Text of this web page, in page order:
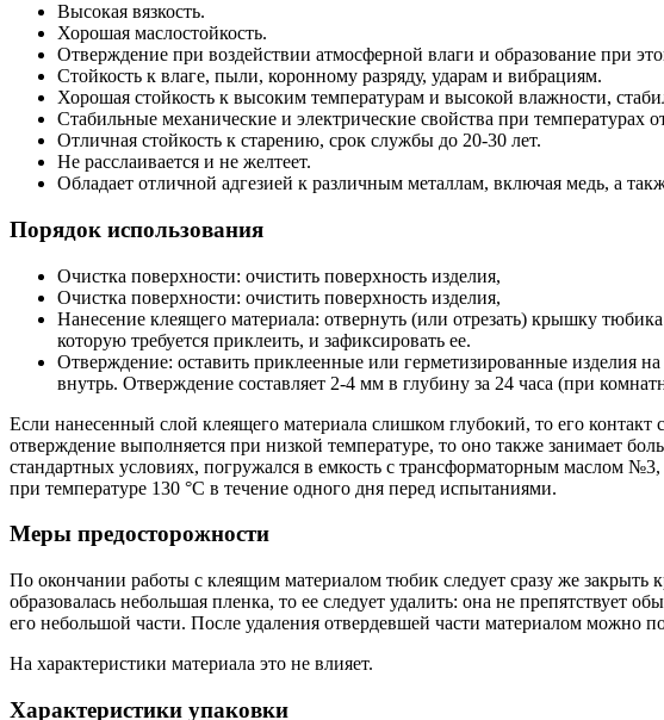
Высокая вязкость.
Хорошая маслостойкость.
Отверждение при воздействии атмосферной влаги и образование при
Стойкость к влаге, пыли, коронному разряду, ударам и вибрациям.
Хорошая стойкость к высоким температурам и высокой влажности,
Стабильные механические и электрические свойства при температурах
Отличная стойкость к старению, срок службы до 20-30 лет.
Не расслаивается и не желтеет.
Обладает отличной адгезией к различным металлам, включая медь, а
Порядок использования
Очистка поверхности: очистить поверхность изделия,
Очистка поверхности: очистить поверхность изделия,
Нанесение клеящего материала: отвернуть (или отрезать) крышку
которую требуется приклеить, и зафиксировать ее.
Отверждение: оставить приклеенные или герметизированные изделия
внутрь. Отверждение составляет 2-4 мм в глубину за 24 часа (при
Если нанесенный слой клеящего материала слишком глубокий, то его
отверждение выполняется при низкой температуре, то оно также занимает
стандартных условиях, погружался в емкость с трансформаторным маслом
при температуре 130 °C в течение одного дня перед испытаниями.
Меры предосторожности
По окончании работы с клеящим материалом тюбик следует сразу же
образовалась небольшая пленка, то ее следует удалить: она не
его небольшой части. После удаления отвердевшей части материалом можно
На характеристики материала это не влияет.
Характеристики упаковки